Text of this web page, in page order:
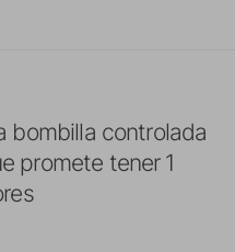
bombilla controlada
promete tener 1